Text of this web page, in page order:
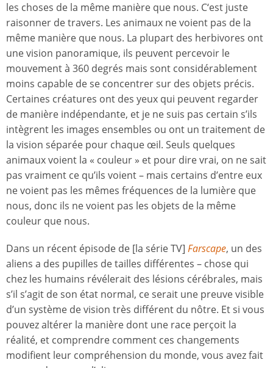
les choses de la même manière que nous. C‘est juste
raisonner de travers. Les animaux ne voient pas de la
même manière que nous. La plupart des herbivores ont
une vision panoramique, ils peuvent percevoir le
mouvement à 360 degrés mais sont considérablement
moins capable de se concentrer sur des objets précis.
Certaines créatures ont des yeux qui peuvent regarder
de manière indépendante, et je ne suis pas certain s’ils
intègrent les images ensembles ou ont un traitement de
la vision séparée pour chaque œil. Seuls quelques
animaux voient la « couleur » et pour dire vrai, on ne sait
pas vraiment ce qu’ils voient – mais certains d’entre eux
ne voient pas les mêmes fréquences de la lumière que
nous, donc ils ne voient pas les objets de la même
couleur que nous.
Dans un récent épisode de [la série TV] Farscape, un des
aliens a des pupilles de tailles différentes – chose qui
chez les humains révélerait des lésions cérébrales, mais
s’il s’agit de son état normal, ce serait une preuve visible
d’un système de vision très différent du nôtre. Et si vous
pouvez altérer la manière dont une race perçoit la
réalité, et comprendre comment ces changements
modifient leur compréhension du monde, vous avez fait